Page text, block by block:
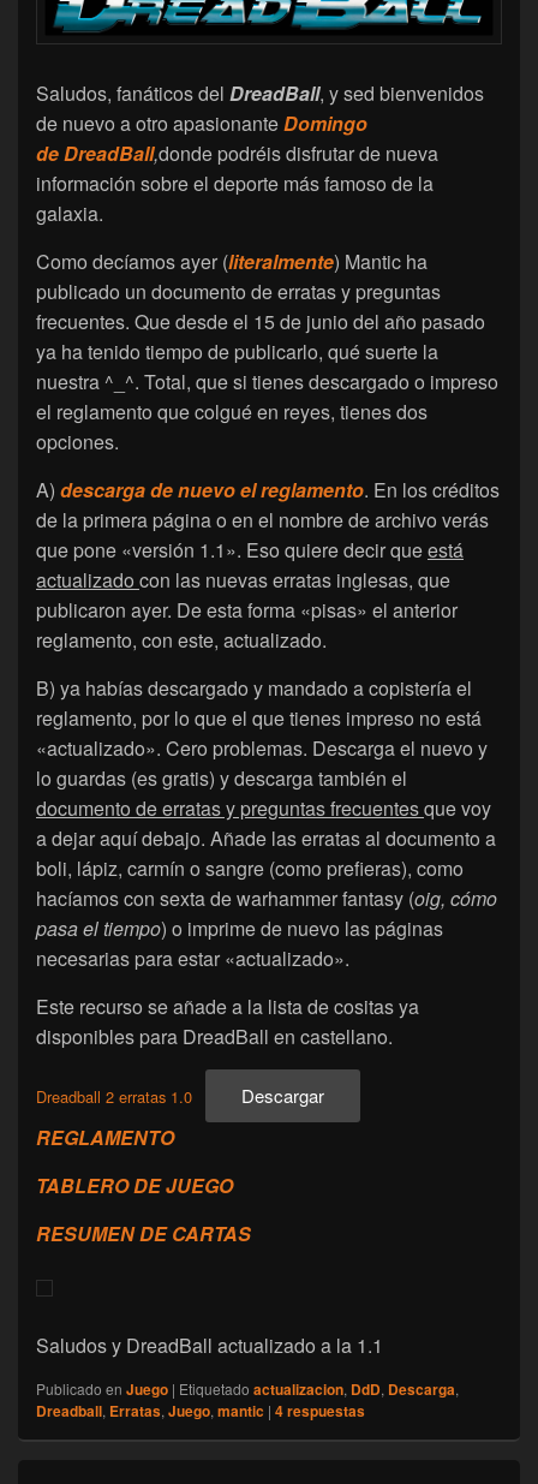
Saludos, fanáticos del DreadBall, y sed bienvenidos
de nuevo a otro apasionanteDomingo
de DreadBall,donde podréis disfrutar de nueva
información sobre el deporte más famoso de la
galaxia.
Como decíamos ayer (literalmente) Mantic ha
publicado un documento de erratas y preguntas
frecuentes. Que desde el 15 de junio del año pasado
ya ha tenido tiempo de publicarlo, qué suerte la
nuestra ^_^. Total, que si tienes descargado o impreso
el reglamento que colgué en reyes, tienes dos
opciones.
A) descarga de nuevo el reglamento. En los créditos
de la primera página o en el nombre de archivo verás
que pone «versión 1.1». Eso quiere decir queestá
actualizado con las nuevas erratas inglesas, que
publicaron ayer. De esta forma «pisas» el anterior
reglamento, con este, actualizado.
B) ya habías descargado y mandado a copistería el
reglamento, por lo que el que tienes impreso no está
«actualizado». Cero problemas. Descarga el nuevo y
lo guardas (es gratis) y descarga también el
documento de erratas y preguntas frecuentesque voy
a dejar aquí debajo. Añade las erratas al documento a
boli, lápiz, carmín o sangre (como prefieras), como
hacíamos con sexta de warhammer fantasy (oig, cómo
pasa el tiempo) o imprime de nuevo las páginas
necesarias para estar «actualizado».
Este recurso se añade a la lista de cositas ya
disponibles para DreadBall en castellano.
Dreadball 2 erratas 1.0 Descargar
REGLAMENTO
TABLERO DE JUEGO
RESUMEN DE CARTAS
Saludos y DreadBall actualizado a la 1.1
Publicado en Juego | Etiquetado actualizacion, DdD, Descarga,
Dreadball, Erratas, Juego, mantic | 4respuestas